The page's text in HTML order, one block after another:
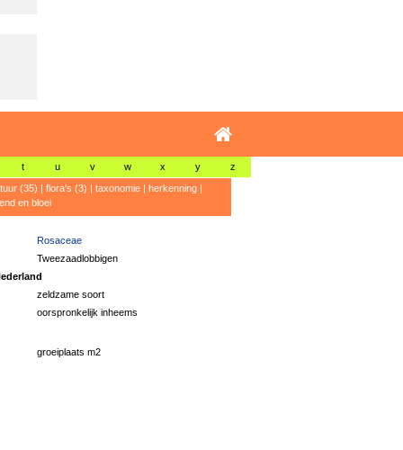
t u v w x y z
(35) | flora's (3) | taxonomie| herkenning|
en bloei
Rosaceae
Tweezaadlobbigen
zeldzame soort
oorspronkelijk inheems
groeiplaats m2